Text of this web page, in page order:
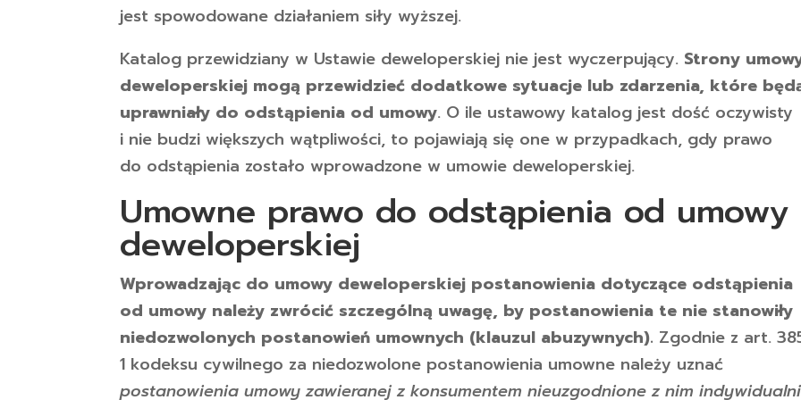
jest spowodowane działaniem siły wyższej.
Katalog przewidziany w Ustawie deweloperskiej nie jest wyczerpujący. Strony
deweloperskiej mogą przewidzieć dodatkowe sytuacje lub zdarzenia, które
uprawniały do odstąpienia od umowy. O ile ustawowy katalog jest dość oczywisty
i nie budzi większych wątpliwości, to pojawiają się one w przypadkach, gdy prawo
do odstąpienia zostało wprowadzone w umowie deweloperskiej.
Umowne prawo do odstąpienia od umowy
deweloperskiej
Wprowadzając do umowy deweloperskiej postanowienia dotyczące odstąpienia
od umowy należy zwrócić szczególną uwagę, by postanowienia te nie stanowiły
niedozwolonych postanowień umownych (klauzul abuzywnych). Zgodnie z art.
1 kodeksu cywilnego za niedozwolone postanowienia umowne należy uznać
postanowienia umowy zawieranej z konsumentem nieuzgodnione z nim